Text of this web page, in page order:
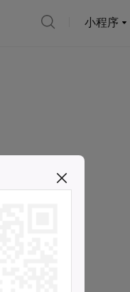
小程序